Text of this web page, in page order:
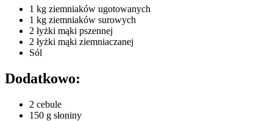
1 kg ziemniaków ugotowanych
1 kg ziemniaków surowych
2 łyżki mąki pszennej
2 łyżki mąki ziemniaczanej
Sól
Dodatkowo:
2 cebule
150 g słoniny